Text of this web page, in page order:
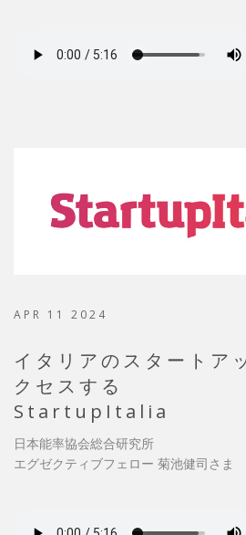
APR 11 2024
イタリアのスタートア
クセスする
StartupItalia
日本能率協会総合研究所
エグゼクティブフェロー 菊池健司さま